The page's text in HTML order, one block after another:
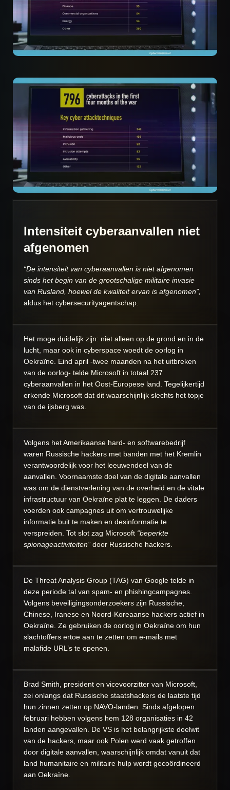
Intensiteit cyberaanvallen niet
afgenomen
“De intensiteit van cyberaanvallen is niet afgenomen
sinds het begin van de grootschalige militaire invasie
van Rusland, hoewel de kwaliteit ervan is afgenomen”,
aldus het cybersecurityagentschap.
Het moge duidelijk zijn: niet alleen op de grond en in de
lucht, maar ook in cyberspace woedt de oorlog in
Oekraïne. Eind april -twee maanden na het uitbreken
van de oorlog- telde Microsoft in totaal 237
cyberaanvallen in het Oost-Europese land. Tegelijkertijd
erkende Microsoft dat dit waarschijnlijk slechts het topje
van de ijsberg was.
Volgens het Amerikaanse hard- en softwarebedrijf
waren Russische hackers met banden met het Kremlin
verantwoordelijk voor het leeuwendeel van de
aanvallen. Voornaamste doel van de digitale aanvallen
was om de dienstverlening van de overheid en de vitale
infrastructuur van Oekraïne plat te leggen. De daders
voerden ook campagnes uit om vertrouwelijke
informatie buit te maken en desinformatie te
verspreiden. Tot slot zag Microsoft “beperkte
spionageactiviteiten” door Russische hackers.
De Threat Analysis Group (TAG) van Google telde in
deze periode tal van spam- en phishingcampagnes.
Volgens beveiligingsonderzoekers zijn Russische,
Chinese, Iranese en Noord-Koreaanse hackers actief in
Oekraïne. Ze gebruiken de oorlog in Oekraïne om hun
slachtoffers ertoe aan te zetten om e-mails met
malafide URL’s te openen.
Brad Smith, president en vicevoorzitter van Microsoft,
zei onlangs dat Russische staatshackers de laatste tijd
hun zinnen zetten op NAVO-landen. Sinds afgelopen
februari hebben volgens hem 128 organisaties in 42
landen aangevallen. De VS is het belangrijkste doelwit
van de hackers, maar ook Polen werd vaak getroffen
door digitale aanvallen, waarschijnlijk omdat vanuit dat
land humanitaire en militaire hulp wordt gecoördineerd
aan Oekraïne.